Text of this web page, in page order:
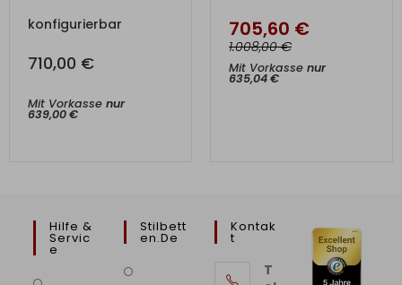
konfigurierbar
710,00 €
Mit Vorkasse nur
639,00€
705,60 €
1.008,00€
Mit Vorkasse nur
635,04€
Hilfe &
Servic
E
Stilbett
En.de
Kontak
T
T